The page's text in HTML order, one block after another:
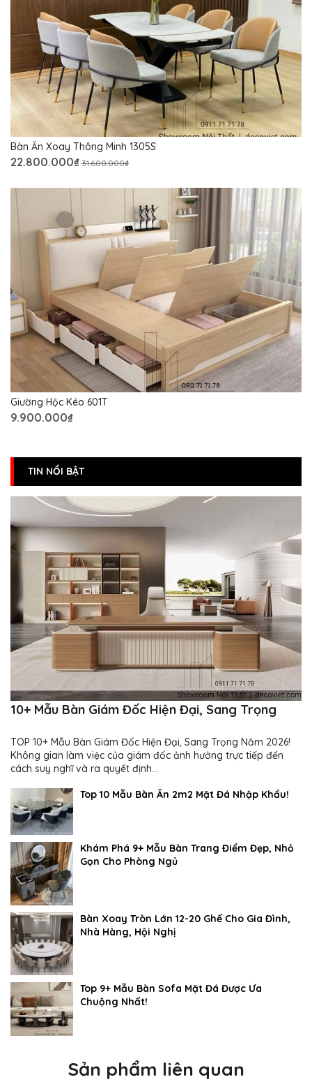
Bàn Ăn Xoay Thông Minh 1305S
22.800.000₫ 31.600.000₫
Giường Hộc Kéo 601T
9.900.000₫
TIN NỔI BẬT
10+ Mẫu Bàn Giám Đốc Hiện Đại, Sang Trọng
TOP 10+ Mẫu Bàn Giám Đốc Hiện Đại, Sang Trọng Năm 2026!
Không gian làm việc của giám đốc ảnh hưởng trực tiếp đến
cách suy nghĩ và ra quyết định...
Top 10 Mẫu Bàn Ăn 2m2 Mặt Đá Nhập Khẩu!
Khám Phá 9+ Mẫu Bàn Trang Điểm Đẹp, Nhỏ
Gọn Cho Phòng Ngủ
Bàn Xoay Tròn Lớn 12-20 Ghế Cho Gia Đình,
Nhà Hàng, Hội Nghị
Top 9+ Mẫu Bàn Sofa Mặt Đá Được Ưa
Chuộng Nhất!
Sản phẩm liên quan